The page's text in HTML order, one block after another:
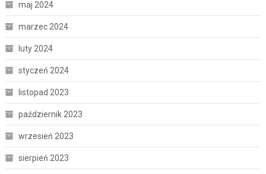
maj 2024
marzec 2024
luty 2024
styczeń 2024
listopad 2023
październik 2023
wrzesień 2023
sierpień 2023